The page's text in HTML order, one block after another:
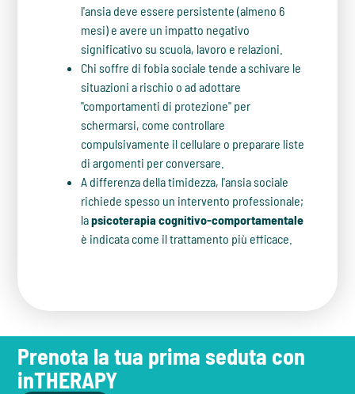
l'ansia deve essere persistente (almeno 6
mesi) e avere un impatto negativo
significativo su scuola, lavoro e relazioni.
Chi soffre di fobia sociale tende a schivare le
situazioni a rischio o ad adottare
"comportamenti di protezione" per
schermarsi, come controllare
compulsivamente il cellulare o preparare liste
di argomenti per conversare.
A differenza della timidezza, l'ansia sociale
richiede spesso un intervento professionale;
lapsicoterapia cognitivo-comportamentale
è indicata come il trattamento più efficace.
Prenota la tua prima seduta con
inTHERAPY